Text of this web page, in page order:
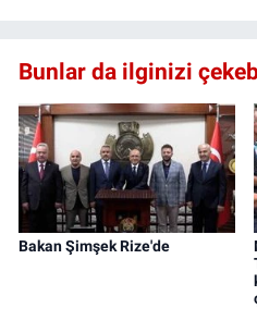
Bunlar da ilginizi
Bakan Şimşek Rize'de